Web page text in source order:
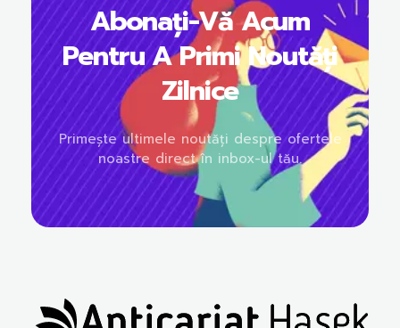
Abonați-Vă Acum
Pentru A Primi Noutăți
Zilnice
Primește ultimele noutăți despre ofertele
noastre direct în inbox-ul tău.